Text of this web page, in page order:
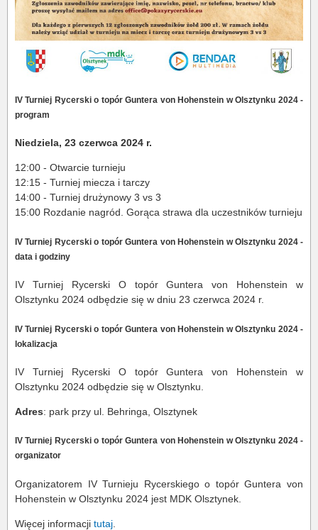
IV Turniej Rycerski o topór Guntera von Hohenstein w Olsztynku 2024 -
program
Niedziela, 23 czerwca 2024 r.
12:00 - Otwarcie turnieju
12:15 - Turniej miecza i tarczy
14:00 - Turniej drużynowy 3 vs 3
15:00 Rozdanie nagród. Gorąca strawa dla uczestników turnieju
IV Turniej Rycerski o topór Guntera von Hohenstein w Olsztynku 2024 -
data i godziny
IV Turniej Rycerski O topór Guntera von Hohenstein w
Olsztynku 2024 odbędzie się w dniu 23 czerwca 2024 r.
IV Turniej Rycerski o topór Guntera von Hohenstein w Olsztynku 2024 -
lokalizacja
IV Turniej Rycerski O topór Guntera von Hohenstein w
Olsztynku 2024 odbędzie się w Olsztynku.
Adres: park przy ul. Behringa, Olsztynek
IV Turniej Rycerski o topór Guntera von Hohenstein w Olsztynku 2024 -
organizator
Organizatorem IV Turnieju Rycerskiego o topór Guntera von
Hohenstein w Olsztynku 2024 jest MDK Olsztynek.
Więcej informacji tutaj